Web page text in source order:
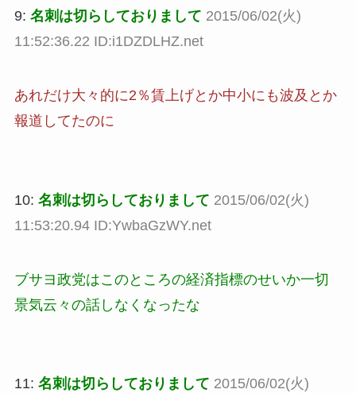
9: 名刺は切らしておりまして 2015/06/02(火)
11:52:36.22 ID:i1DZDLHZ.net
あれだけ大々的に2％賃上げとか中小にも波及とか
報道してたのに
10: 名刺は切らしておりまして 2015/06/02(火)
11:53:20.94 ID:YwbaGzWY.net
ブサヨ政党はこのところの経済指標のせいか一切
景気云々の話しなくなったな
11: 名刺は切らしておりまして 2015/06/02(火)